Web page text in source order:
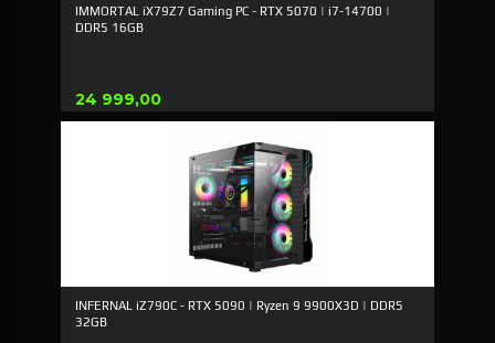
IMMORTAL iX79Z7 Gaming PC - RTX 5070 | i7-14700 |
DDR5 16GB
Pris
24 999,00
INFERNAL iZ790C - RTX 5090 | Ryzen 9 9900X3D | DDR5
32GB